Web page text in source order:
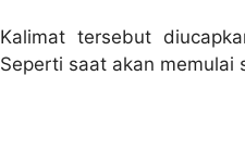
Kalimat tersebut
Seperti saat akan memulai